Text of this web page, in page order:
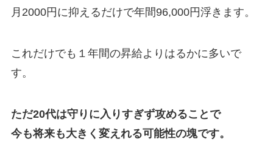
月2000円に抑えるだけで年間96,000円浮きます。
これだけでも１年間の昇給よりはるかに多いで
す。
ただ20代は守りに入りすぎず攻めることで
今も将来も大きく変えれる可能性の塊です。